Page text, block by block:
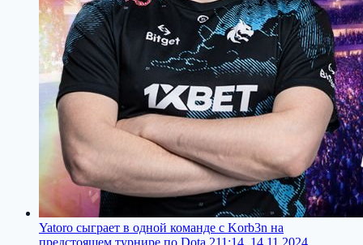
Yatoro сыграет в одной команде с Korb3n на